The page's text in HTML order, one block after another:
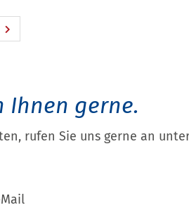
gerne.
rufen Sie uns gerne an